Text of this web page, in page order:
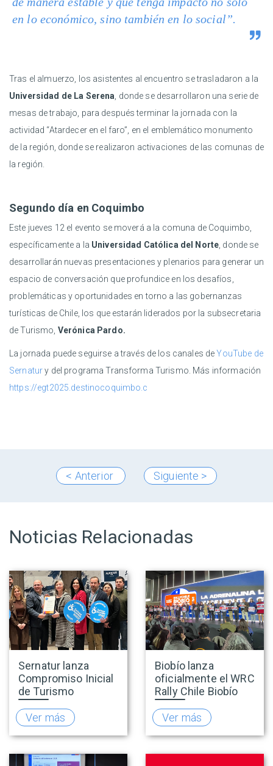
en lo económico, sino también en lo social”.
Tras el almuerzo, los asistentes al encuentro se trasladaron a la
Universidad de La Serena , donde se desarrollaron una serie de
mesas de trabajo, para después terminar la jornada con la
actividad “Atardecer en el faro”, en el emblemático monumento
de la región, donde se realizaron activaciones de las comunas de
la región.
Segundo día en Coquimbo
Este jueves 12 el evento se moverá a la comuna de Coquimbo,
específicamente a la Universidad Católica del Norte , donde se
desarrollarán nuevas presentaciones y plenarios para generar un
espacio de conversación que profundice en los desafíos,
problemáticas y oportunidades en torno a las gobernanzas
turísticas de Chile, los que estarán liderados por la subsecretaria
de Turismo, Verónica Pardo.
La jornada puede seguirse a través de los canales deYouTube de
Sernatury del programa Transforma Turismo. Más información
https://egt2025.destinocoquimbo.c
< Anterior Siguiente >
Noticias Relacionadas
Sernatur lanza
Compromiso Inicial
de Turismo
Accesible para
promover una
oferta turística más
inclusiva
Ver más
Biobío lanza
oficialmente el WRC
Rally Chile Biobío
2026 con 141
empresas
adheridas al Sello
Rally
Ver más